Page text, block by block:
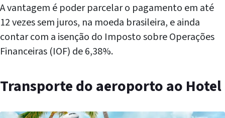
A vantagem é poder parcelar o pagamento em até
12 vezes sem juros, na moeda brasileira, e ainda
contar com a isenção do Imposto sobre Operações
Financeiras (IOF) de 6,38%.
Transporte do aeroporto ao Hotel